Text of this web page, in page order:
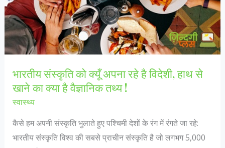
में
महागठबंधन
भारतीय संस्कृति को क्यूँ अपना रहे है विदेशी, हाथ से
खाने का क्या है वैज्ञानिक तथ्य !
स्वास्थ्य
कैसे हम अपनी संस्कृति भुलाते हुए पश्चिमी देशों के रंग में रंगते जा रहे:
भारतीय संस्कृति विश्व की सबसे प्राचीन संस्कृति है जो लगभग 5,000